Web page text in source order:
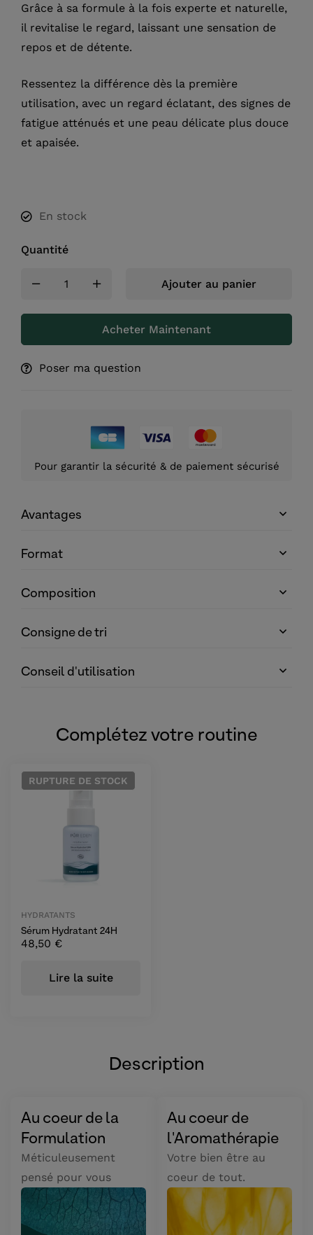
Grâce à sa formule à la fois experte et naturelle,
il revitalise le regard, laissant une sensation de
repos et de détente.
Ressentez la différence dès la première
utilisation, avec un regard éclatant, des signes de
fatigue atténués et une peau délicate plus douce
et apaisée.
En stock
Quantité
Ajouter au panier
Acheter Maintenant
Poser ma question
Pour garantir la sécurité & de paiement sécurisé
Avantages
Format
Composition
Consigne de tri
Conseil d'utilisation
Complétez votre routine
RUPTURE DE STOCK
HYDRATANTS
Sérum Hydratant 24H
48,50 €
Lire la suite
Description
Au coeur de la
Formulation
Méticuleusement
pensé pour vous
Au coeur de
l'Aromathérapie
Votre bien être au
coeur de tout.